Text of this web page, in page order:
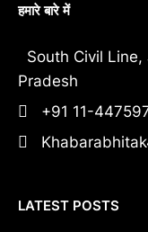
हमारे बारे में
South Civil
Pradesh
+91 11-
LATEST POSTS